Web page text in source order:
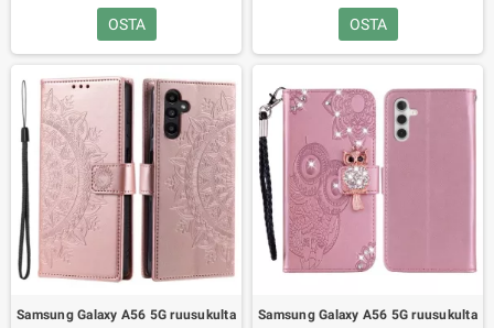
OSTA OSTA
Samsung Galaxy A56 5G ruusukulta
Samsung Galaxy A56 5G ruusukulta